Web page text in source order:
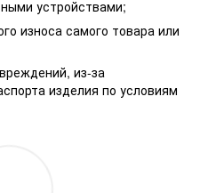
устройствами;
износа самого товара или
из-за
изделия по условиям